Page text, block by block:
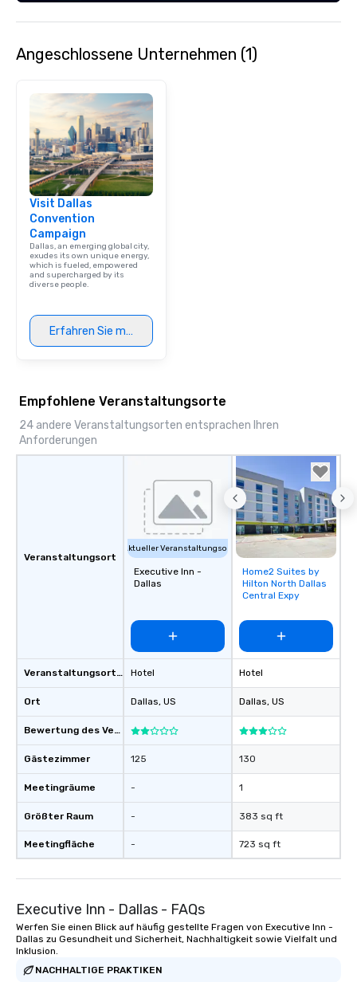
Angeschlossene Unternehmen (1)
Visit Dallas
Convention
Campaign
Dallas, an emerging global city,
exudes its own unique energy,
which is fueled, empowered
and supercharged by its
diverse people.
Erfahren Sie mehr
Empfohlene Veranstaltungsorte
24 andere Veranstaltungsorten entsprachen Ihren
Anforderungen
Veranstaltungsort
Veranstaltungsortstyp
Ort
Bewertung des Veranstaltungsortes
Gästezimmer
Meetingräume
Größter Raum
Meetingfläche
Aktueller Veranstaltungsort
Executive Inn -
Dallas
Hotel
Dallas, US
125
-
-
-
Removed from
favorites
Home2 Suites by
Hilton North Dallas
Central Expy
Hotel
Dallas, US
130
1
383 sq ft
723 sq ft
Executive Inn - Dallas - FAQs
Werfen Sie einen Blick auf häufig gestellte Fragen von Executive Inn -
Dallas zu Gesundheit und Sicherheit, Nachhaltigkeit sowie Vielfalt und
Inklusion.
NACHHALTIGE PRAKTIKEN